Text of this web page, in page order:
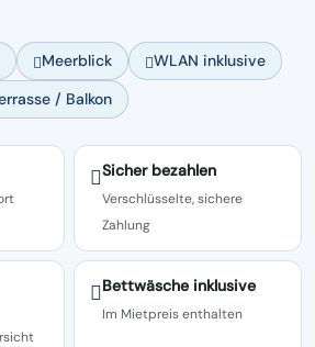
Meerblick
WLAN inklusive
/ Balkon
Sicher bezahlen
Verschlüsselte, sichere
Zahlung
Bettwäsche inklusive
Im Mietpreis enthalten